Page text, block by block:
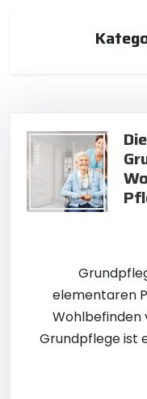
elementaren
Wohlbefinden
Grundpflege ist